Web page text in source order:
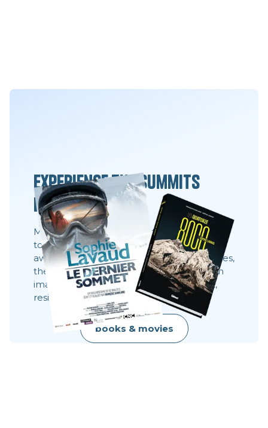
Experience the summits
differently
Movies, books and always the same desire:
to share what you can't see 8,000 meters
away. These stories show behind the scenes,
the faces, the choices. They show what an
image does not always say: effort, doubt,
resilience, raw beauty.
books & movies